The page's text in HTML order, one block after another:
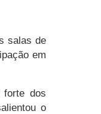
salas de
em
forte dos
o